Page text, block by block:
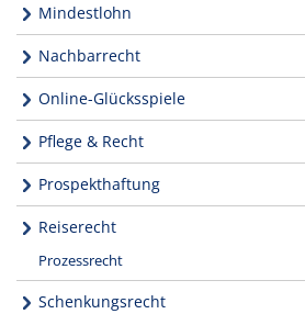
Mindestlohn
Nachbarrecht
Online-Glücksspiele
Pflege & Recht
Prospekthaftung
Reiserecht
Prozessrecht
Schenkungsrecht